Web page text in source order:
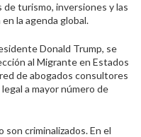
turismo, inversiones y las
la agenda global.
Donald Trump, se
al Migrante en Estados
de abogados consultores
a mayor número de
criminalizados. En el